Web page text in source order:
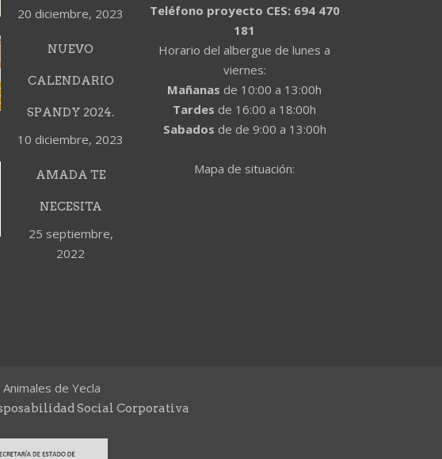
20 diciembre, 2023
NUEVO
CALENDARIO
SPANDY 2024.
10 diciembre, 2023
AMADA TE
NECESITA
25 septiembre,
2022
Teléfono proyecto CES: 694 470
181
Horario del albergue de lunes a
viernes:
Mañanas de 10:00 a 13:00h
Tardes de 16:00 a 18:00h
Sabados de de 9:00 a 13:00h
Mapa de situación:
de Yecla
Social Corporativa